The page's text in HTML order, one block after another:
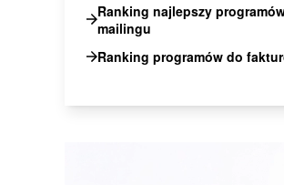
Ranking najlepszy
mailingu
Ranking programów do